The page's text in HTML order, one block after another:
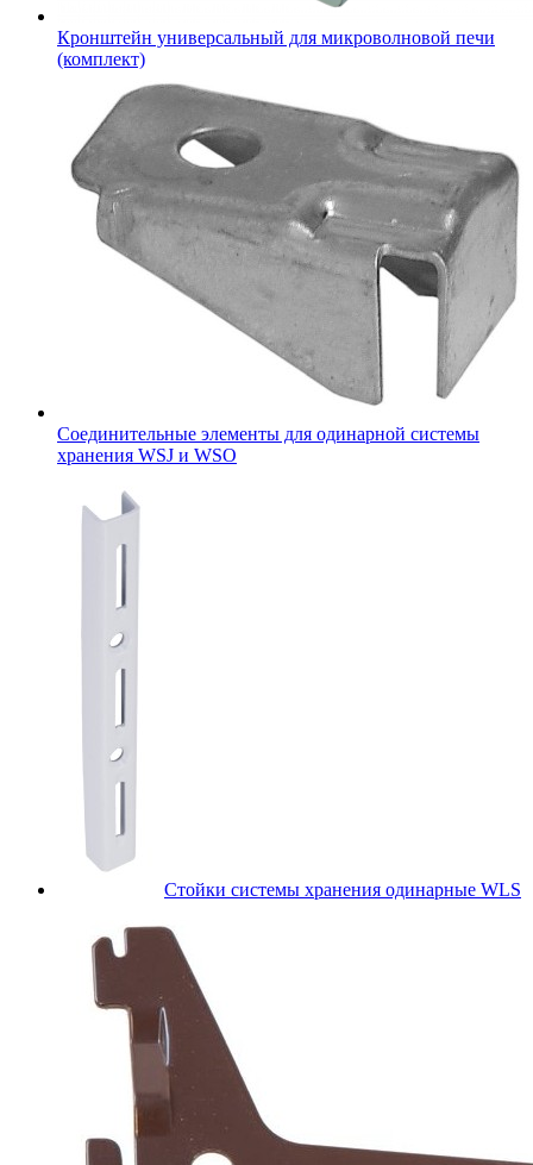
Кронштейн универсальный для микроволновой печи
(комплект)
Соединительные элементы для одинарной системы
хранения WSJ и WSO
Стойки системы хранения одинарные WLS